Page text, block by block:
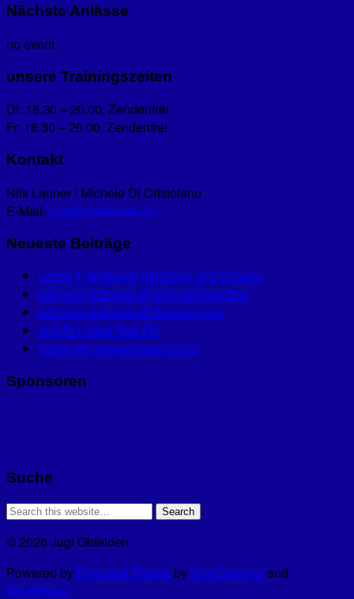
Nächste Anlässe
no event
unsere Trainingszeiten
Di: 18.30 – 20.00, Zendenfrei
Fr: 18.30 – 20.00, Zendenfrei
Kontakt
Nils Launer / Michele Di Cristofano
E-Mail: jugi@tvobfelden.ch
Neueste Beiträge
Letzte Turnstunde mit Dave und Claudio
Jahresmeisterschaft Veloreifenwerfen
Jahresmeisterschaft Seilspringen
JUSPO 2026 Rüti ZH
Hallenwinterwettkampf 2026
Sponsoren
Suche
© 2026 Jugi Obfelden
Powered by Pinboard Theme byOne Designsand
WordPress